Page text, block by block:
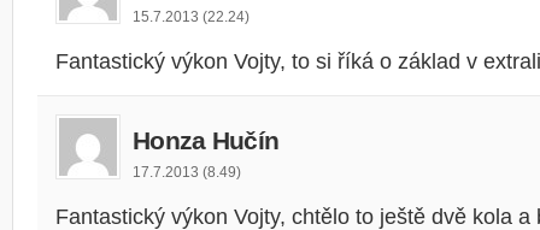
15.7.2013 (22.24)
Fantastický výkon Vojty, to si říká o základ v
Honza Hučín
17.7.2013 (8.49)
Fantastický výkon Vojty, chtělo to ještě dvě kola a